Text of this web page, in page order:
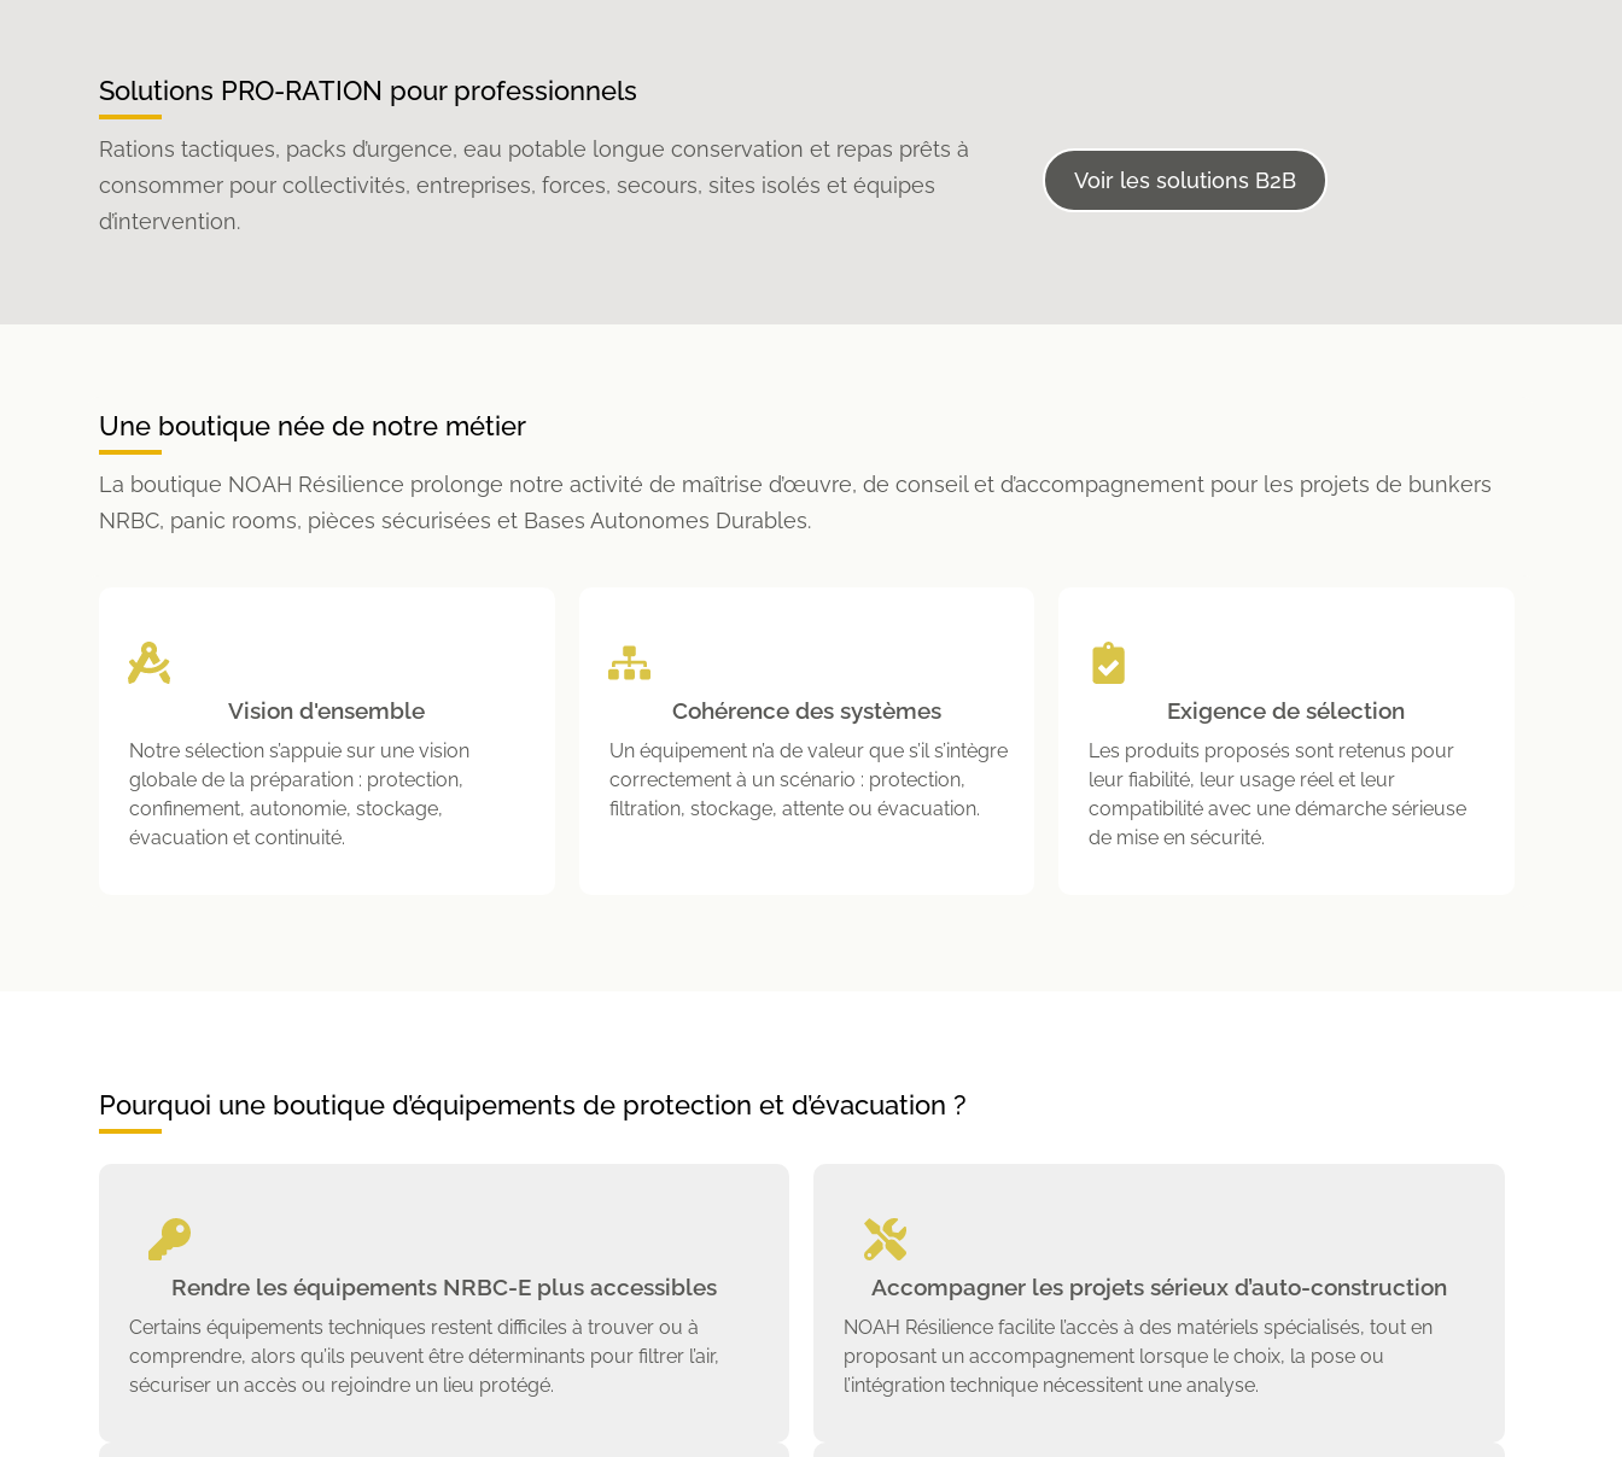
Solutions PRO-RATION pour professionnels
Rations tactiques, packs d’urgence, eau potable longue conservation et repas prêts à
consommer pour collectivités, entreprises, forces, secours, sites isolés et équipes
d’intervention.
Voir les solutions B2B
Une boutique née de notre métier
La boutique NOAH Résilience prolonge notre activité de maîtrise d’œuvre, de conseil et d’accompagnement pour les projets de bunkers
NRBC, panic rooms, pièces sécurisées et Bases Autonomes Durables.
Vision d'ensemble
Notre sélection s’appuie sur une vision
globale de la préparation : protection,
confinement, autonomie, stockage,
évacuation et continuité.
Cohérence des systèmes
Un équipement n’a de valeur que s’il s’intègre
correctement à un scénario : protection,
filtration, stockage, attente ou évacuation.
Exigence de sélection
Les produits proposés sont retenus pour
leur fiabilité, leur usage réel et leur
compatibilité avec une démarche sérieuse
de mise en sécurité.
Pourquoi une boutique d’équipements de protection et d’évacuation ?
Rendre les équipements NRBC-E plus accessibles
Certains équipements techniques restent difficiles à trouver ou à
comprendre, alors qu’ils peuvent être déterminants pour filtrer l’air,
sécuriser un accès ou rejoindre un lieu protégé.
Accompagner les projets sérieux d’auto-construction
NOAH Résilience facilite l’accès à des matériels spécialisés, tout en
proposant un accompagnement lorsque le choix, la pose ou
l’intégration technique nécessitent une analyse.